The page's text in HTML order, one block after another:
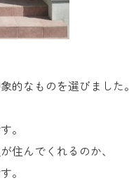
的なものを選びました。
。
住んでくれるのか、
。